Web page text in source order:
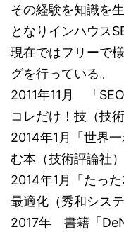
その経験を知識を
となりインハウス
現在ではフリーで
グを行っている。
2011年11月 「
コレだけ！技（技
2014年1月「世界
む本（技術評論社）
2014年1月「たっ
最適化（秀和シス
2017年 書籍「